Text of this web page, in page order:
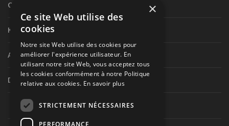
Circuit routier canadien
Karting
Autres séries nationales
Divers
×
Ce site Web utilise des
cookies
Notre site Web utilise des cookies pour
améliorer l'expérience utilisateur. En
utilisant notre site Web, vous acceptez tous
les cookies conformément à notre Politique
relative aux cookies. En savoir plus
STRICTEMENT NÉCESSAIRES
PERFORMANCE